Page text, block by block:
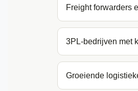
Freight forwarders
3PL-bedrijven met
Groeiende